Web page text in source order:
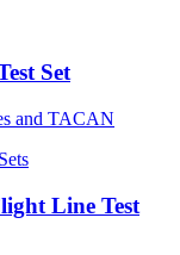
Set
and TACAN
Line Test